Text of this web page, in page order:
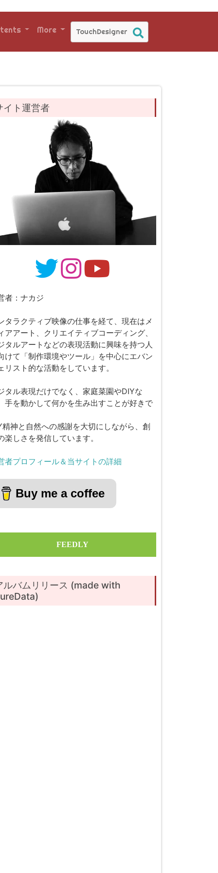
More
イト運営者
者：ナカジ
タラクティブ映像の仕事を経て、現在はメ
アアート、クリエイティブコーディング、
タルアートなどの表現活動に興味を持つ人
けて「制作環境やツール」を中心にエバン
リスト的な活動をしています。
タル表現だけでなく、家庭菜園やDIYな
手を動かして何かを生み出すことが好きで
精神と自然への感謝を大切にしながら、創
楽しさを発信しています。
者プロフィール＆当サイトの詳細
Buy me a coffee
FEEDLY
ルバムリリース (made with